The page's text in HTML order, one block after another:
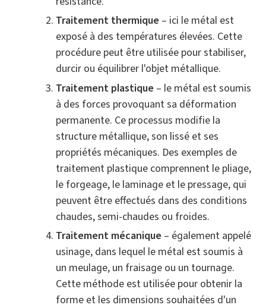
Traitement thermique – ici le métal est
exposé à des températures élevées. Cette
procédure peut être utilisée pour stabiliser,
durcir ou équilibrer l'objet métallique.
Traitement plastique – le métal est soumis
à des forces provoquant sa déformation
permanente. Ce processus modifie la
structure métallique, son lissé et ses
propriétés mécaniques. Des exemples de
traitement plastique comprennent le pliage,
le forgeage, le laminage et le pressage, qui
peuvent être effectués dans des conditions
chaudes, semi-chaudes ou froides.
Traitement mécanique – également appelé
usinage, dans lequel le métal est soumis à
un meulage, un fraisage ou un tournage.
Cette méthode est utilisée pour obtenir la
forme et les dimensions souhaitées d'un